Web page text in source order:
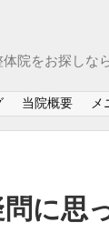
院をお探しな
当院概要 メ
に思